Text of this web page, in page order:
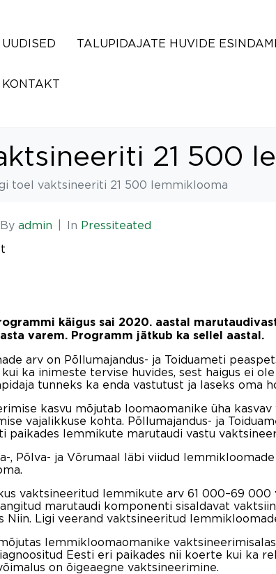
UUDISED TALUPIDAJATE HUVIDE
KONTAKT
21 500
toel vaktsineeriti 21 500 lemmiklooma
By admin In Pressiteated
käigus sai 2020. aastal
varem. Programm jätkub ka sellel aastal.
arv on Põllumajandus- ja Toiduameti
ka inimeste tervise huvides, sest haigus ei
tunneks ka enda vastutust ja laseks oma
kasvu mõjutab loomaomanike üha
vajalikkuse kohta. Põllumajandus- ja
paikades lemmikute marutaudi vastu
, Põlva- ja Võrumaal läbi viidud
vaktsineeritud lemmikute arv 61 000–69
marutaudi komponenti sisaldavat
Niin. Ligi veerand vaktsineeritud
lemmikloomaomanike
Eesti eri paikades nii koerte kui ka
on õigeaegne vaktsineerimine.